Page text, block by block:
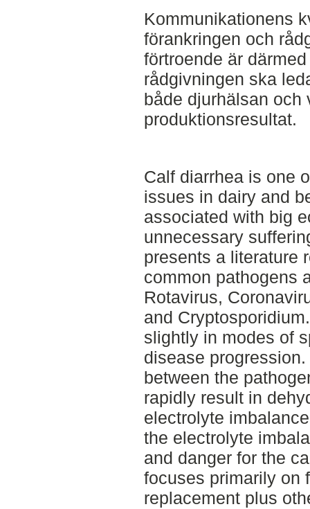
Kommunikationens
förankringen och
förtroende är
rådgivningen ska
både djurhälsan och
produktionsresultat.
Calf diarrhea is one
issues in dairy and
associated with big
unnecessary
presents a literature
common pathogens
Rotavirus,
and
slightly in modes of
disease
between the
rapidly result in
electrolyte
the electrolyte
and danger for the
focuses primarily on
replacement plus